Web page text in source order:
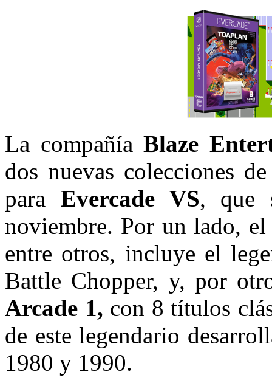
La compañía Blaze
dos nuevas colecciones
para Evercade VS, que
noviembre. Por un lado,
entre otros, incluye el
Battle Chopper, y, por
Arcade 1, con 8 títulos
de este legendario
1980 y 1990.